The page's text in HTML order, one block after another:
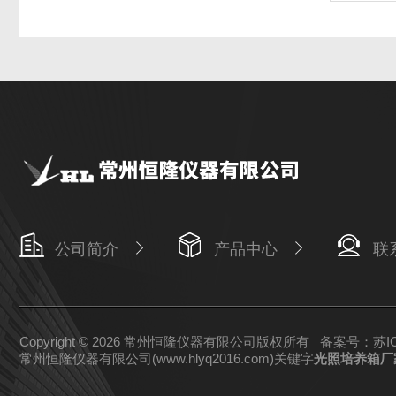
公司简介 产品中心 联
Copyright © 2026 常州恒隆仪器有限公司版权所有 备案号：苏
常州恒隆仪器有限公司(www.hlyq2016.com)关键字光照培养箱厂